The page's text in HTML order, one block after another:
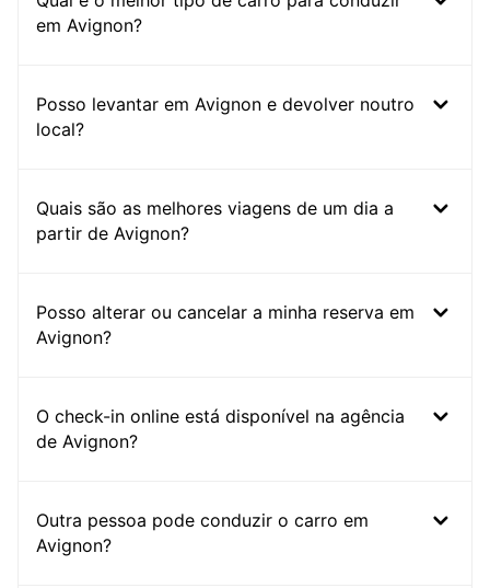
em Avignon?
Posso levantar em Avignon e devolver noutro
local?
Quais são as melhores viagens de um dia a
partir de Avignon?
Posso alterar ou cancelar a minha reserva em
Avignon?
O check-in online está disponível na agência
de Avignon?
Outra pessoa pode conduzir o carro em
Avignon?